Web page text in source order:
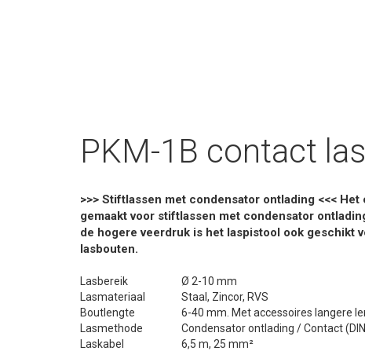
PKM-1B contact
>>> Stiftlassen met condensator ontlading <<<
gemaakt voor stiftlassen met condensator
de hogere veerdruk is het laspistool ook geschikt
lasbouten.
Lasbereik
Ø 2-10 mm
Lasmateriaal
Staal, Zincor, RVS
Boutlengte
6-40 mm. Met accessoires langere
Lasmethode
Condensator ontlading / Contact
Laskabel
6,5 m, 25 mm²